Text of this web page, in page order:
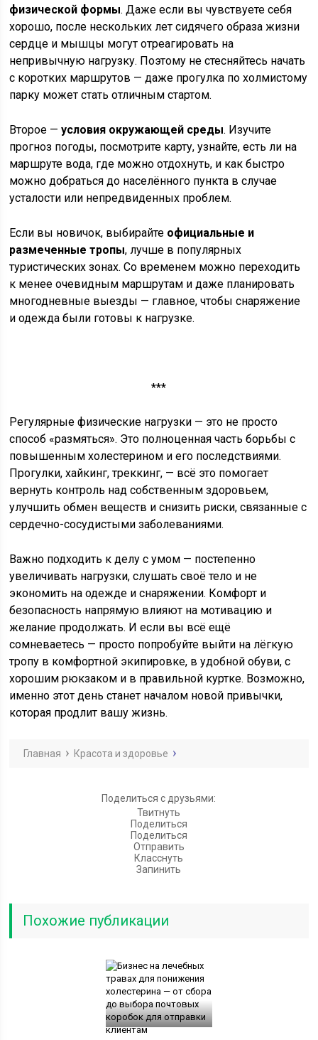
физической формы. Даже если вы чувствуете себя
хорошо, после нескольких лет сидячего образа жизни
сердце и мышцы могут отреагировать на
непривычную нагрузку. Поэтому не стесняйтесь начать
с коротких маршрутов — даже прогулка по холмистому
парку может стать отличным стартом.
Второе —условия окружающей среды. Изучите
прогноз погоды, посмотрите карту, узнайте, есть ли на
маршруте вода, где можно отдохнуть, и как быстро
можно добраться до населённого пункта в случае
усталости или непредвиденных проблем.
Если вы новичок, выбирайте официальные и
размеченные тропы, лучше в популярных
туристических зонах. Со временем можно переходить
к менее очевидным маршрутам и даже планировать
многодневные выезды — главное, чтобы снаряжение
и одежда были готовы к нагрузке.
***
Регулярные физические нагрузки — это не просто
способ «размяться». Это полноценная часть борьбы с
повышенным холестерином и его последствиями.
Прогулки, хайкинг, треккинг, — всё это помогает
вернуть контроль над собственным здоровьем,
улучшить обмен веществ и снизить риски, связанные с
сердечно-сосудистыми заболеваниями.
Важно подходить к делу с умом — постепенно
увеличивать нагрузки, слушать своё тело и не
экономить на одежде и снаряжении. Комфорт и
безопасность напрямую влияют на мотивацию и
желание продолжать. И если вы всё ещё
сомневаетесь — просто попробуйте выйти на лёгкую
тропу в комфортной экипировке, в удобной обуви, с
хорошим рюкзаком и в правильной куртке. Возможно,
именно этот день станет началом новой привычки,
которая продлит вашу жизнь.
Главная Красота и здоровье
Поделиться с друзьями:
Твитнуть
Поделиться
Поделиться
Отправить
Класснуть
Запинить
Похожие публикации